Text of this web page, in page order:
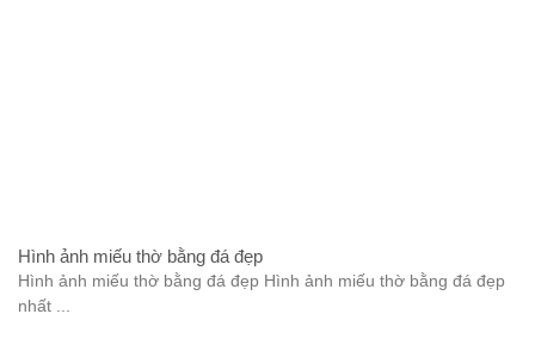
Hình ảnh miếu thờ bằng đá đẹp
Hình ảnh miếu thờ bằng đá đẹp Hình ảnh miếu thờ bằng đá đẹp
nhất ...